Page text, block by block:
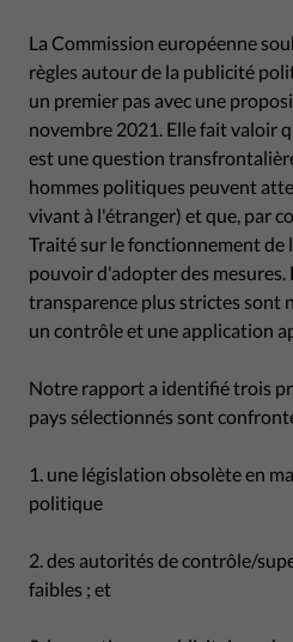
La Commission européenne
règles autour de la publicité
un premier pas avec une
novembre 2021. Elle fait valoir
est une question
hommes politiques peuvent
vivant à l'étranger) et que, par
Traité sur le fonctionnement de
pouvoir d'adopter des mesures.
transparence plus strictes sont
un contrôle et une application
Notre rapport a identifié trois
pays sélectionnés sont
1. une législation obsolète en
politique
2. des autorités de contrôle/
faibles ; et